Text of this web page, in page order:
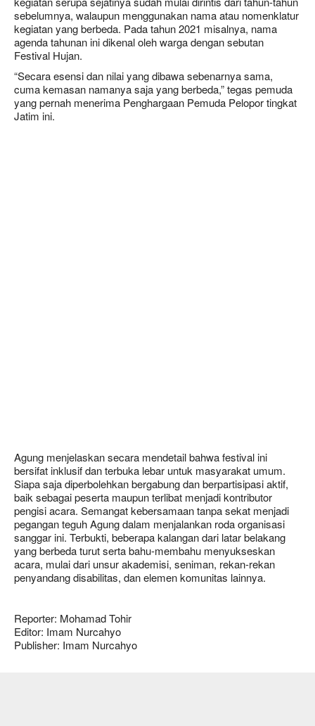
sebelumnya, walaupun menggunakan nama atau nomenklatur
kegiatan yang berbeda. Pada tahun 2021 misalnya, nama
agenda tahunan ini dikenal oleh warga dengan sebutan
Festival Hujan.
“Secara esensi dan nilai yang dibawa sebenarnya sama,
cuma kemasan namanya saja yang berbeda,” tegas pemuda
yang pernah menerima Penghargaan Pemuda Pelopor tingkat
Jatim ini.
Agung menjelaskan secara mendetail bahwa festival ini
bersifat inklusif dan terbuka lebar untuk masyarakat umum.
Siapa saja diperbolehkan bergabung dan berpartisipasi aktif,
baik sebagai peserta maupun terlibat menjadi kontributor
pengisi acara. Semangat kebersamaan tanpa sekat menjadi
pegangan teguh Agung dalam menjalankan roda organisasi
sanggar ini. Terbukti, beberapa kalangan dari latar belakang
yang berbeda turut serta bahu-membahu menyukseskan
acara, mulai dari unsur akademisi, seniman, rekan-rekan
penyandang disabilitas, dan elemen komunitas lainnya.
Reporter: Mohamad Tohir
Editor: Imam Nurcahyo
Publisher: Imam Nurcahyo